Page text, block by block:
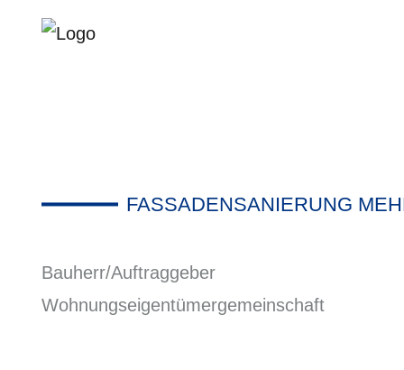
FASSADENSANIERUNG
Bauherr/Auftraggeber
Wohnungseigentümergemeinschaft